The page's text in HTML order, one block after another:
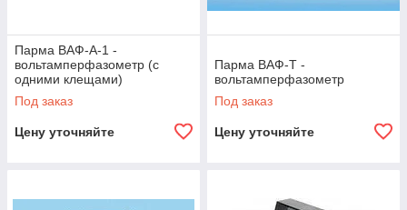
Парма ВАФ-А-1 -
вольтамперфазометр (с
одними клещами)
Под заказ
Цену уточняйте
Парма ВАФ-Т -
вольтамперфазометр
Под заказ
Цену уточняйте